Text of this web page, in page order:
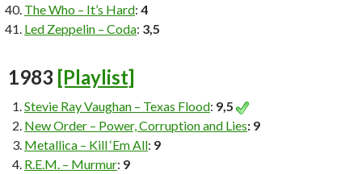
The Who – It’s Hard: 4
Led Zeppelin – Coda: 3,5
1983 [Playlist]
Stevie Ray Vaughan – Texas Flood: 9,5
New Order – Power, Corruption and Lies: 9
Metallica – Kill ‘Em All: 9
R.E.M. – Murmur: 9